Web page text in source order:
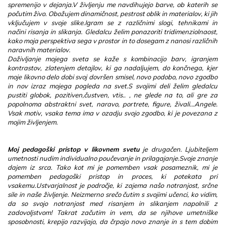
spremenijo v dejanja.V življenju me navdihujejo barve, ob katerih se
počutim živo. Obožujem dinamičnost, pestrost oblik in materialov, ki jih
vključujem v svoje slike.Igram se z različnimi slogi, tehnikami in
načini risanja in slikanja. Gledalcu želim ponazoriti tridimenziolnaost,
kako moja perspektiva sega v prostor in to dosegam z nanosi različnih
naravnih materialov.
Doživljanje mojega sveta se kaže s kombinacijo barv, igranjem
kontrastov, zlatenjem detajlov, ki ga nadaljujem, do končnega, kjer
moje likovno delo dobi svoj dovršen smisel, novo podobo, novo zgodbo
in nov izraz mojega pogleda na svet.S svojimi deli želim gledalcu
pustiti globok, pozitiven,čustven, vtis.. , ne glede na to, ali gre za
popolnoma abstraktni svet, naravo, portrete, figure, živali...Angele.
Vsak motiv, vsaka tema ima v ozadju svojo zgodbo, ki je povezana z
mojim življenjem.
Moj pedagoški pristop v likovnem svetuje drugačen. Ljubiteljem
umetnosti nudim individualno poučevanje in prilagajanje.Svoje znanje
dajem iz srca. Tako kot mi je pomemben vsak posameznik, mi je
pomemben pedagoški pristop in proces, ki potekata pri
vsakemu.Ustvarjalnost je področje, ki zajema našo notranjost, srčne
sile in naše življenje. Neizmerno srečo čutim s svojimi učenci, ko vidim,
da so svojo notranjost med risanjem in slikanjem napolnili z
zadovoljstvom! Takrat začutim in vem, da se njihove umetniške
sposobnosti, krepijo razvijajo, da črpajo novo znanje in s tem dobim